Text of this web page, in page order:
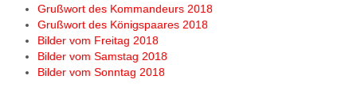
Grußwort des Kommandeurs 2018
Grußwort des Königspaares 2018
Bilder vom Freitag 2018
Bilder vom Samstag 2018
Bilder vom Sonntag 2018